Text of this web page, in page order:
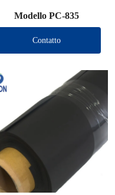
Modello PC-835
Contatto